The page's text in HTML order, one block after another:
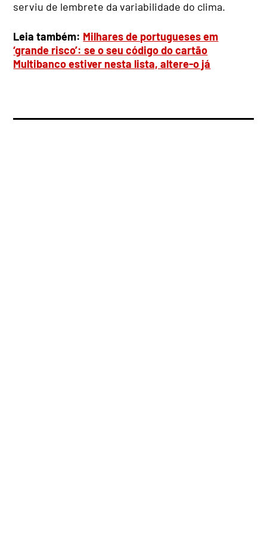
serviu de lembrete da variabilidade do clima.
Leia também: Milhares de portugueses em
‘grande risco’: se o seu código do cartão
Multibanco estiver nesta lista, altere-o já